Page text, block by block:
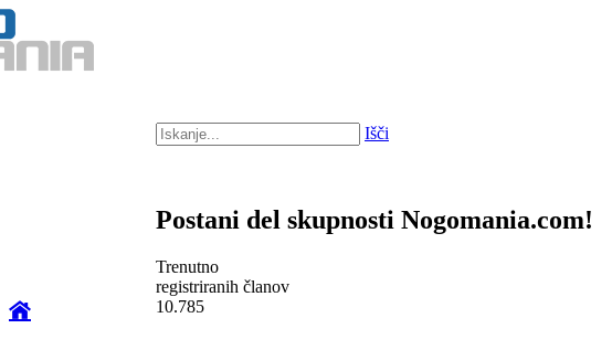
Išči
Postani del skupnosti Nogomania.com!
Trenutno
registriranih članov
10.785